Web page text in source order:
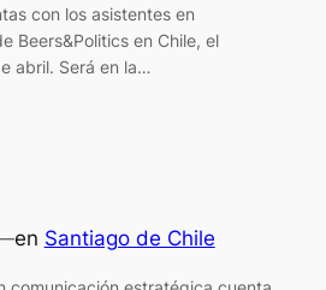
con los asistentes en
Beers&Politics en Chile, el
abril. Será en la…
en Santiago de Chile